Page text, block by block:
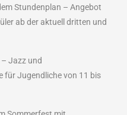
Stundenplan – Angebot
ab der aktuell dritten und
Jazz und
für Jugendliche von 11 bis